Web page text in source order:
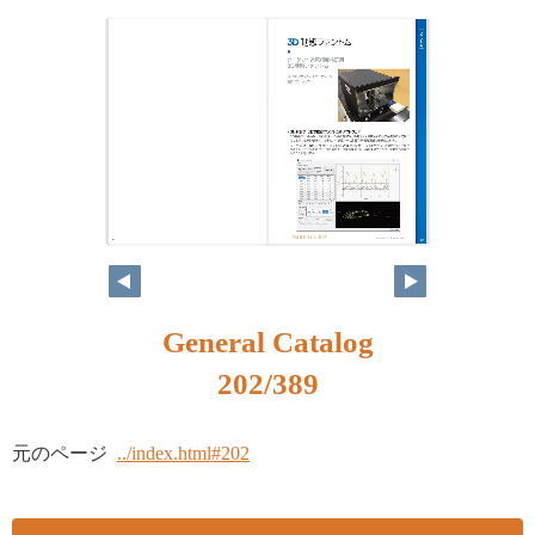
186 187
General Catalog
202/389
元のページ ../index.html#202